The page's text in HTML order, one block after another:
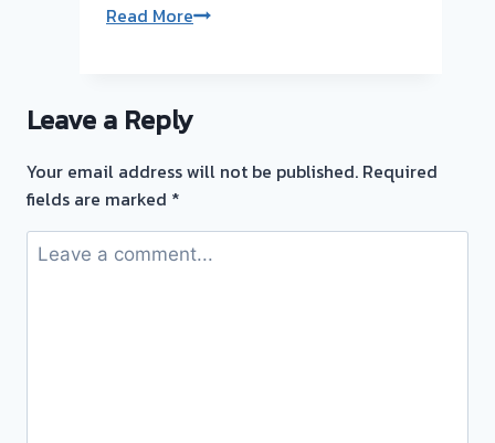
Read Moreผล
บางใหญ่
สเกต
ยินดี
รับ
Leave a Reply
Your email address will not be published. Required
fields are marked *